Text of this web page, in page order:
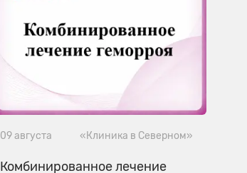
09 августа «Клиника в Северном»
Комбинированное лечение